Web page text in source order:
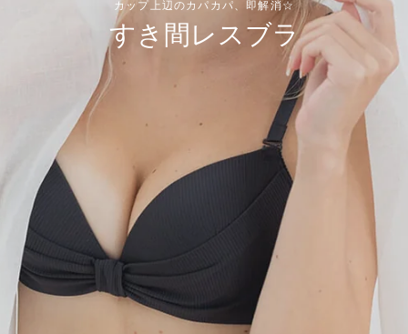
カップ上辺のカパカパ、即解消☆
すき間レスブラ